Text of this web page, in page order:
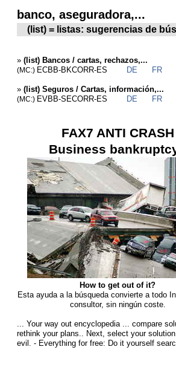
banco, aseguradora,...
(list) = listas: sugerencias de
» (list) Bancos / cartas, rechazos,...
(MC:) ECBB-BKCORR-ES DE FR
» (list) Seguros / Cartas, información,...
(MC:) EVBB-SECORR-ES DE FR
FAX7 ANTI CRASH
Business
How to get out of it?
Esta ayuda a la búsqueda convierte a todo
consultor, sin ningún coste.
... Your way out encyclopedia ... compare
rethink your plans.. Next, select your
evil. - Everything for free: Do it yourself